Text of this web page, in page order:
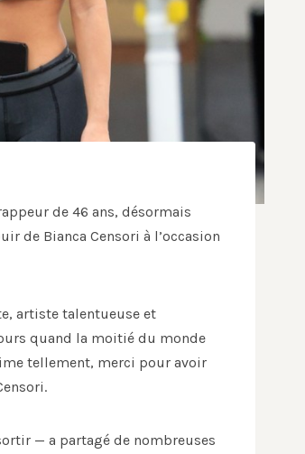
de 46 ans, désormais
de Bianca Censori à l’occasion
artiste talentueuse et
quand la moitié du monde
tellement, merci pour avoir
— a partagé de nombreuses